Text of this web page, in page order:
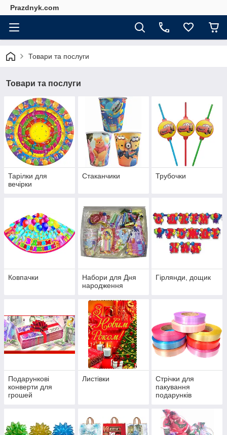
Prazdnyk.com
Товари та послуги
Товари та послуги
Тарілки для
вечірки
Стаканчики Трубочки
Ковпачки
Набори для Дня
народження
Гірлянди, дощик
Подарункові
конверти для
грошей
Листівки
Стрічки для
пакування
подарунків